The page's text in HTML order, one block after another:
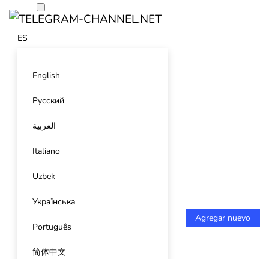
ES
English
Русский
العربية
Italiano
Uzbek
Українська
Português
简体中文
Agregar nuevo